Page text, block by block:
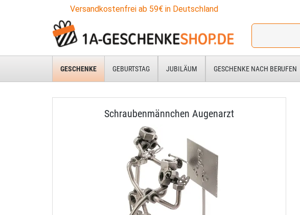
Versandkostenfrei ab 59€ in Deutschland
Ich
für:
GESCHENKE GEBURTSTAG JUBILÄUM GESCHENKE NACH BERUFEN
Schraubenmännchen Augenarzt